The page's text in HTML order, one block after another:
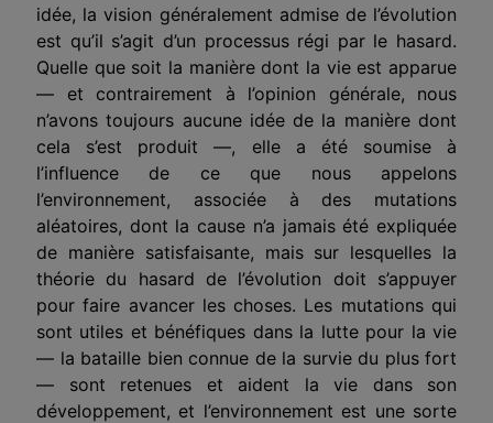
idée, la vision généralement admise de l’évolution
est qu’il s’agit d’un processus régi par le hasard.
Quelle que soit la manière dont la vie est apparue
— et contrairement à l’opinion générale, nous
n’avons toujours aucune idée de la manière dont
cela s’est produit —, elle a été soumise à
l’influence de ce que nous appelons
l’environnement, associée à des mutations
aléatoires, dont la cause n’a jamais été expliquée
de manière satisfaisante, mais sur lesquelles la
théorie du hasard de l’évolution doit s’appuyer
pour faire avancer les choses. Les mutations qui
sont utiles et bénéfiques dans la lutte pour la vie
— la bataille bien connue de la survie du plus fort
— sont retenues et aident la vie dans son
développement, et l’environnement est une sorte